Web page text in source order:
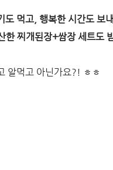
도 먹고, 행복한 시간도 보
한 찌개된장+쌈장 세트도
알먹고 아닌가요?! ㅎㅎ